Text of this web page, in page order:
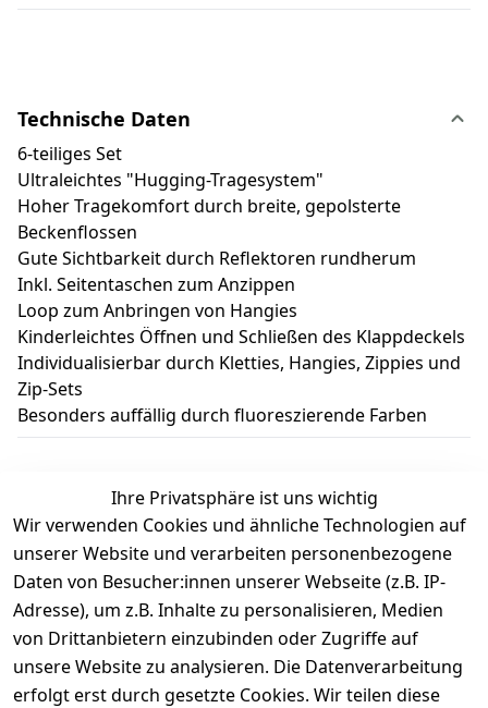
Technische Daten
6-teiliges Set
Ultraleichtes "Hugging-Tragesystem"
Hoher Tragekomfort durch breite, gepolsterte
Beckenflossen
Gute Sichtbarkeit durch Reflektoren rundherum
Inkl. Seitentaschen zum Anzippen
Loop zum Anbringen von Hangies
Kinderleichtes Öffnen und Schließen des Klappdeckels
Individualisierbar durch Kletties, Hangies, Zippies und
Zip-Sets
Besonders auffällig durch fluoreszierende Farben
Kundenbewertungen
Durchschnittliche Bewertung
0
Basierend auf 0 Bewertung(en)
Bewertung abgeben
Ihre Privatsphäre ist uns wichtig
Wir verwenden Cookies und ähnliche Technologien auf
unserer Website und verarbeiten personenbezogene
Daten von Besucher:innen unserer Webseite (z.B. IP-
Adresse), um z.B. Inhalte zu personalisieren, Medien
von Drittanbietern einzubinden oder Zugriffe auf
unsere Website zu analysieren. Die Datenverarbeitung
erfolgt erst durch gesetzte Cookies. Wir teilen diese